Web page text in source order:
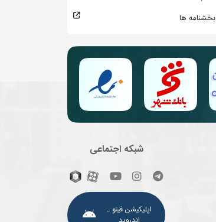
بخشنامه ها
شبکه اجتماعی
اپلیکیشن فیتو ـ